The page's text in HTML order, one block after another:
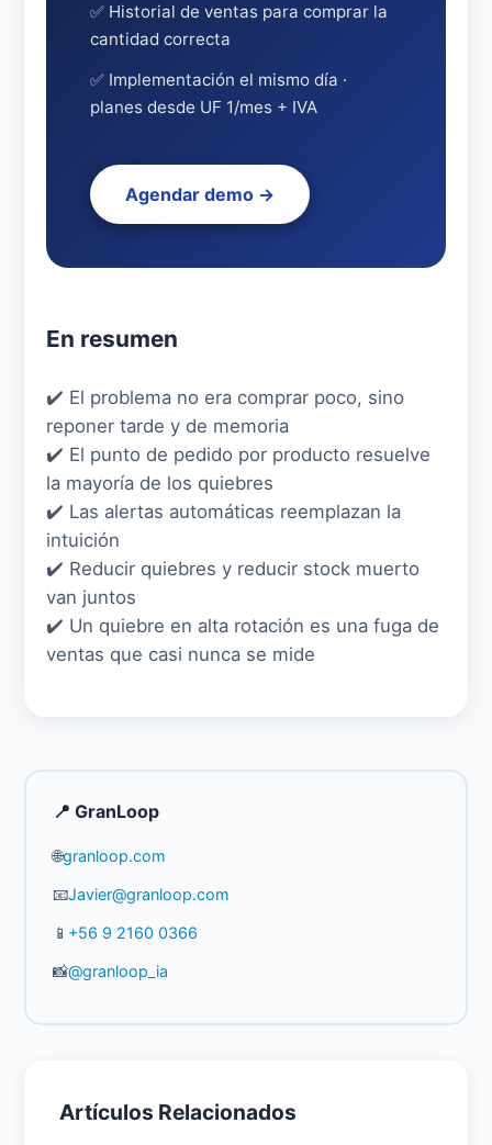
✅ Historial de ventas para comprar la
cantidad correcta
✅ Implementación el mismo día ·
planes desde UF 1/mes + IVA
Agendar demo →
En resumen
✔️ El problema no era comprar poco, sino
reponer tarde y de memoria
✔️ El punto de pedido por producto resuelve
la mayoría de los quiebres
✔️ Las alertas automáticas reemplazan la
intuición
✔️ Reducir quiebres y reducir stock muerto
van juntos
✔️ Un quiebre en alta rotación es una fuga de
ventas que casi nunca se mide
📍 GranLoop
🌐granloop.com
📧Javier@granloop.com
📱 +56 9 2160 0366
📸@granloop_ia
Artículos Relacionados